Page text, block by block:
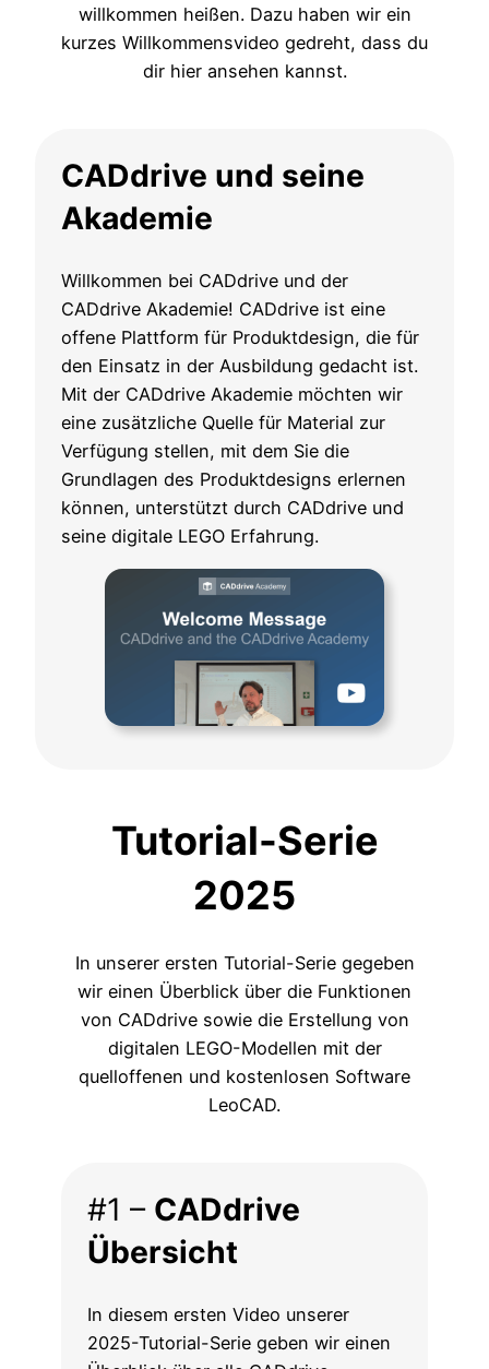
willkommen heißen. Dazu haben wir ein
kurzes Willkommensvideo gedreht, dass du
dir hier ansehen kannst.
CADdrive und seine
Akademie
Willkommen bei CADdrive und der
CADdrive Akademie! CADdrive ist eine
offene Plattform für Produktdesign, die für
den Einsatz in der Ausbildung gedacht ist.
Mit der CADdrive Akademie möchten wir
eine zusätzliche Quelle für Material zur
Verfügung stellen, mit dem Sie die
Grundlagen des Produktdesigns erlernen
können, unterstützt durch CADdrive und
seine digitale LEGO Erfahrung.
Tutorial-Serie
2025
In unserer ersten Tutorial-Serie gegeben
wir einen Überblick über die Funktionen
von CADdrive sowie die Erstellung von
digitalen LEGO-Modellen mit der
quelloffenen und kostenlosen Software
LeoCAD.
#1 – CADdrive
Übersicht
In diesem ersten Video unserer
2025-Tutorial-Serie geben wir einen